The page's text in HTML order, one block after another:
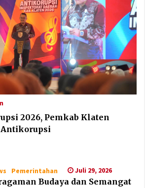
2026, Pemkab Klaten
Pemerintahan Juli 29, 2026
Budaya dan Semangat